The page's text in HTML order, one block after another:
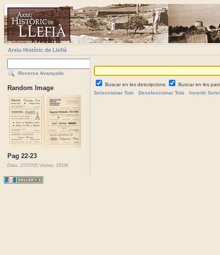
Arxiu Històric de Llefià
Recerca Avançada
Random Image
Pag 22-23
Data: 27/07/05 Visites: 15336
Buscar en les descripcions
Buscar en les
Seleccionar Tots
Deseleccionar Tots Invertir